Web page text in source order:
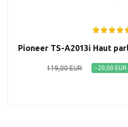
Pioneer TS-A2013i Haut
119,00 EUR −20,00 EUR